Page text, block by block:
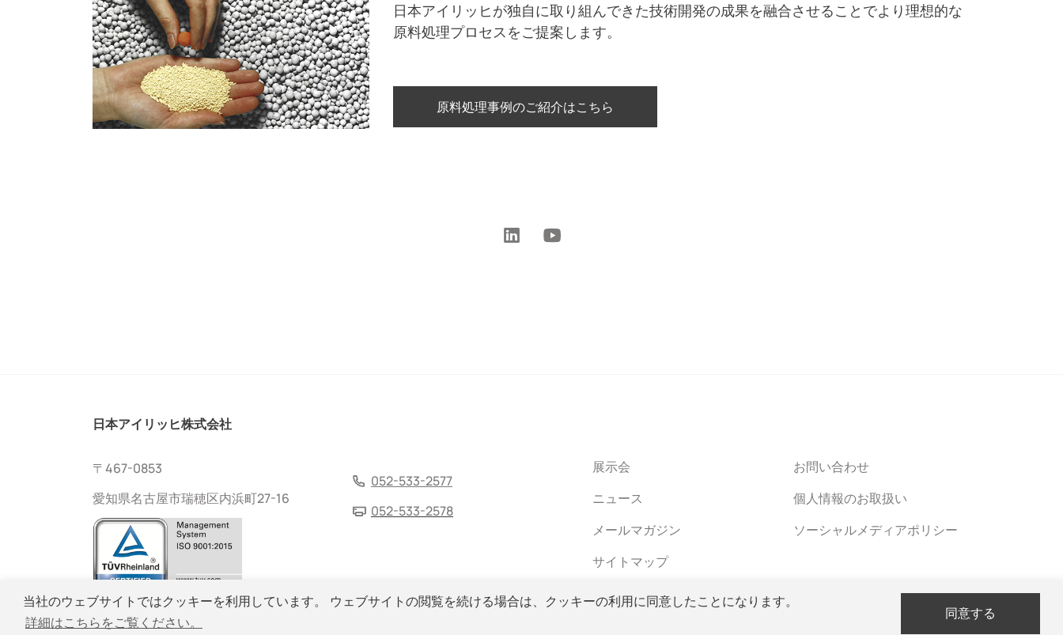
当社のウェブサイトではクッキーを利用しています。 ウェブサイトの閲覧を続ける場合は、クッキーの利用に同意したことになります。
詳細はこちらをご覧ください。
同意する
日本アイリッヒが独自に取り組んできた技術開発の成果を融合させることでより理想的な
原料処理プロセスをご提案します。
原料処理事例のご紹介はこちら
日本アイリッヒ株式会社
〒467-0853
愛知県名古屋市瑞穂区内浜町27-16
052-533-2577
052-533-2578
展示会
ニュース
メールマガジン
サイトマップ
お問い合わせ
個人情報のお取扱い
ソーシャルメディアポリシー